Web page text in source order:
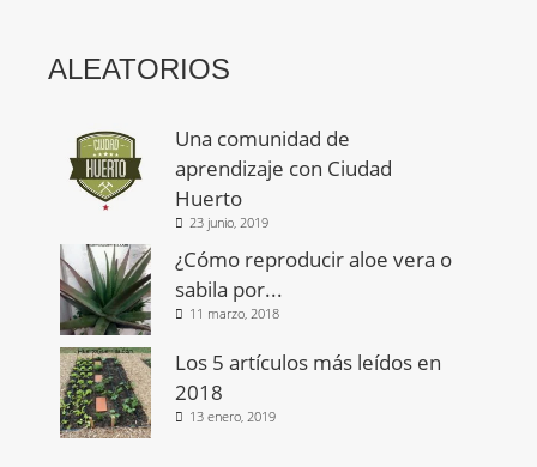
ALEATORIOS
Una comunidad de
aprendizaje con Ciudad
Huerto
23 junio, 2019
¿Cómo reproducir aloe vera o
sabila por...
11 marzo, 2018
Los 5 artículos más leídos en
2018
13 enero, 2019